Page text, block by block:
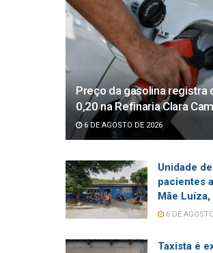
Preço da gasolina registra
0,20 na Refinaria Clara
6 DE AGOSTO DE 2026
Unidade
pacientes
Mãe Luíza,
6 DE
Taxista é